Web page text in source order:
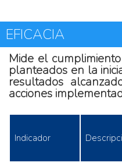
EFICACIA
Mide el
planteados en la
resultados
acciones
Indicador